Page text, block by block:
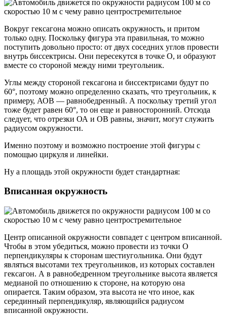
Вокруг гексагона можно описать окружность, и притом
только одну. Поскольку фигура эта правильная, то можно
поступить довольно просто: от двух соседних углов провести
внутрь биссектрисы. Они пересекутся в точке О, и образуют
вместе со стороной между ними треугольник.
Углы между стороной гексагона и биссектрисами будут по
60°, поэтому можно определенно сказать, что треугольник, к
примеру, АОВ — равнобедренный. А поскольку третий угол
тоже будет равен 60°, то он еще и равносторонний. Отсюда
следует, что отрезки ОА и ОВ равны, значит, могут служить
радиусом окружности.
Именно поэтому и возможно построение этой фигуры с
помощью циркуля и линейки.
Ну а площадь этой окружности будет стандартная:
Вписанная окружность
Центр описанной окружности совпадет с центром вписанной.
Чтобы в этом убедиться, можно провести из точки О
перпендикуляры к сторонам шестиугольника. Они будут
являться высотами тех треугольников, из которых составлен
гексагон. А в равнобедренном треугольнике высота является
медианой по отношению к стороне, на которую она
опирается. Таким образом, эта высота не что иное, как
серединный перпендикуляр, являющийся радиусом
вписанной окружности.